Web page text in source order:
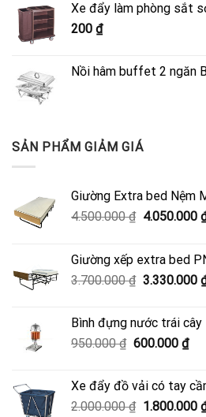
4.500.000
Xe đẩy làm phòng sắt
200 ₫
Nồi hâm buffet 2 ngăn
SẢN PHẨM GIẢM GIÁ
Giường Extra bed Nệm
4.500.000₫ Giá
4.500.000
4.050.000
Giường xếp extra bed
3.700.000₫ Giá
3.700.000
3.330.000
Bình đựng nước trái cây
950.000₫ Giá
950.000 ₫.
600.000 ₫Giá
là:
Xe đẩy đồ vải có tay
2.000.000₫ Giá
1.800.000